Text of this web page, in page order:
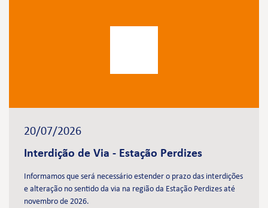
20/07/2026
Interdição de Via - Estação Perdizes
Informamos que será necessário estender o prazo das interdições
e alteração no sentido da via na região da Estação Perdizes até
novembro de 2026.